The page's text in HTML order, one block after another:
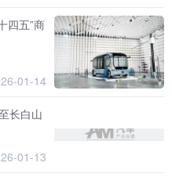
四五”商
01-14
长白山
01-13